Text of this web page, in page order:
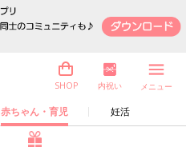
赤ちゃん・育児 妊活
SHOP 内祝い メニュー